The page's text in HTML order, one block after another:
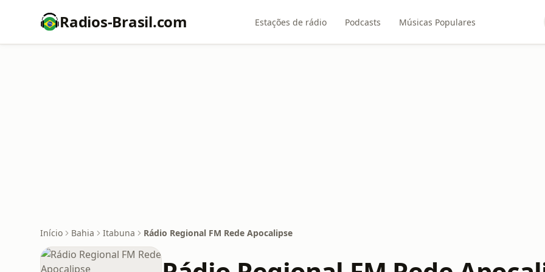
Radios-Brasil.com Estações de rádio Podcasts Músicas Populares
Início Bahia Itabuna Rádio Regional FM Rede Apocalipse